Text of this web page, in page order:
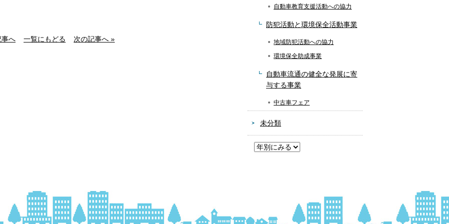
へ 一覧にもどる 次の記事へ »
自動車教育支援活動への協力
防犯活動と環境保全活動事業
地域防犯活動への協力
環境保全助成事業
自動車流通の健全な発展に寄
与する事業
中古車フェア
未分類